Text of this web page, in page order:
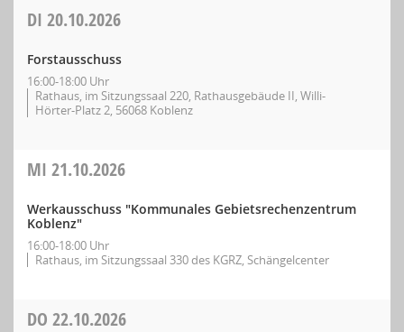
DI 20.10.2026
Forstausschuss
16:00-18:00 Uhr
Rathaus, im Sitzungssaal 220, Rathausgebäude II, Willi-
Hörter-Platz 2, 56068 Koblenz
MI 21.10.2026
Werkausschuss "Kommunales Gebietsrechenzentrum
Koblenz"
16:00-18:00 Uhr
Rathaus, im Sitzungssaal 330 des KGRZ, Schängelcenter
DO 22.10.2026